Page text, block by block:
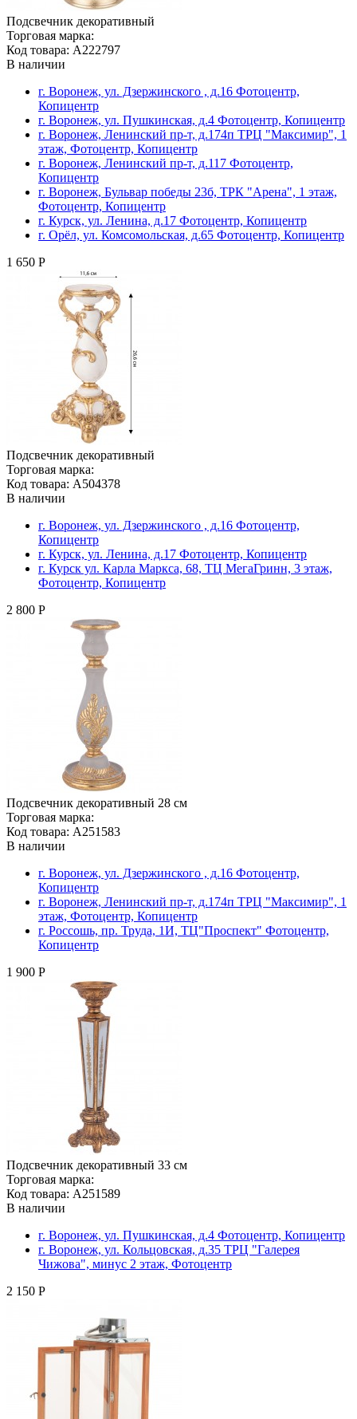
Подсвечник декоративный
Торговая марка:
Код товара: A222797
В наличии
г. Воронеж, ул. Дзержинского , д.16 Фотоцентр,
Копицентр
г. Воронеж, ул. Пушкинская, д.4 Фотоцентр, Копицентр
г. Воронеж, Ленинский пр-т, д.174п ТРЦ "Максимир", 1
этаж, Фотоцентр, Копицентр
г. Воронеж, Ленинский пр-т, д.117 Фотоцентр,
Копицентр
г. Воронеж, Бульвар победы 23б, ТРК "Арена", 1 этаж,
Фотоцентр, Копицентр
г. Курск, ул. Ленина, д.17 Фотоцентр, Копицентр
г. Орёл, ул. Комсомольская, д.65 Фотоцентр, Копицентр
1 650 Р
Подсвечник декоративный
Торговая марка:
Код товара: A504378
В наличии
г. Воронеж, ул. Дзержинского , д.16 Фотоцентр,
Копицентр
г. Курск, ул. Ленина, д.17 Фотоцентр, Копицентр
г. Курск ул. Карла Маркса, 68, ТЦ МегаГринн, 3 этаж,
Фотоцентр, Копицентр
2 800 Р
Подсвечник декоративный 28 см
Торговая марка:
Код товара: A251583
В наличии
г. Воронеж, ул. Дзержинского , д.16 Фотоцентр,
Копицентр
г. Воронеж, Ленинский пр-т, д.174п ТРЦ "Максимир", 1
этаж, Фотоцентр, Копицентр
г. Россошь, пр. Труда, 1И, ТЦ"Проспект" Фотоцентр,
Копицентр
1 900 Р
Подсвечник декоративный 33 см
Торговая марка:
Код товара: A251589
В наличии
г. Воронеж, ул. Пушкинская, д.4 Фотоцентр, Копицентр
г. Воронеж, ул. Кольцовская, д.35 ТРЦ "Галерея
Чижова", минус 2 этаж, Фотоцентр
2 150 Р